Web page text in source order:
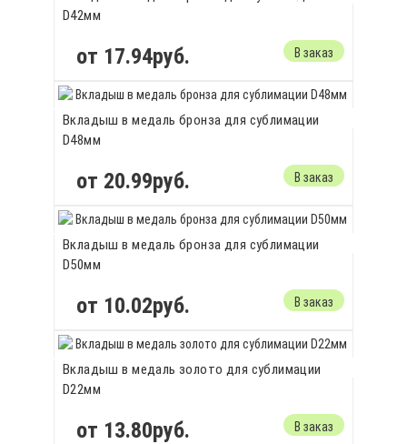
D42мм
от 17.94руб. В заказ
Вкладыш в медаль бронза для сублимации
D48мм
от 20.99руб. В заказ
Вкладыш в медаль бронза для сублимации
D50мм
от 10.02руб. В заказ
Вкладыш в медаль золото для сублимации
D22мм
от 13.80руб. В заказ